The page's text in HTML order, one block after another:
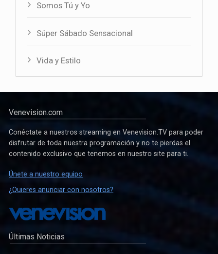
Somos Tú y Yo
Súper Sábado Sensacional
Vida y Estilo
Venevision.com
Conéctate a nuestros streaming en Venevision.TV para poder
disfrutar de toda nuestra programación y no te pierdas el
contenido exclusivo que tenemos en nuestro site para ti.
Únete a nuestro equipo
¿Quieres anunciar con nosotros?
Últimas Noticias